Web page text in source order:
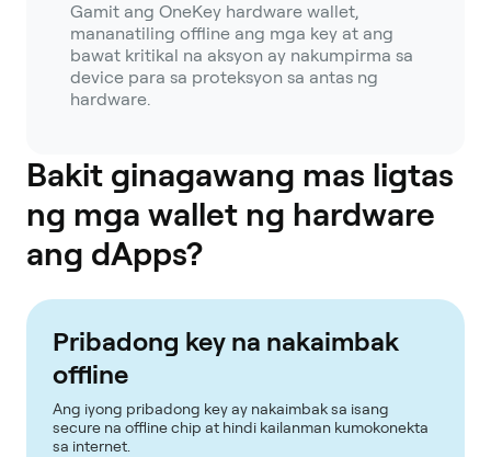
Gamit ang OneKey hardware wallet,
mananatiling offline ang mga key at ang
bawat kritikal na aksyon ay nakumpirma sa
device para sa proteksyon sa antas ng
hardware.
Bakit ginagawang mas ligtas
ng mga wallet ng hardware
ang dApps?
Pribadong key na nakaimbak
offline
Ang iyong pribadong key ay nakaimbak sa isang
secure na offline chip at hindi kailanman kumokonekta
sa internet.